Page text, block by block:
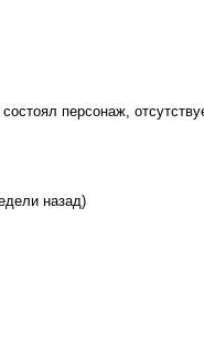
персонаж,
назад)